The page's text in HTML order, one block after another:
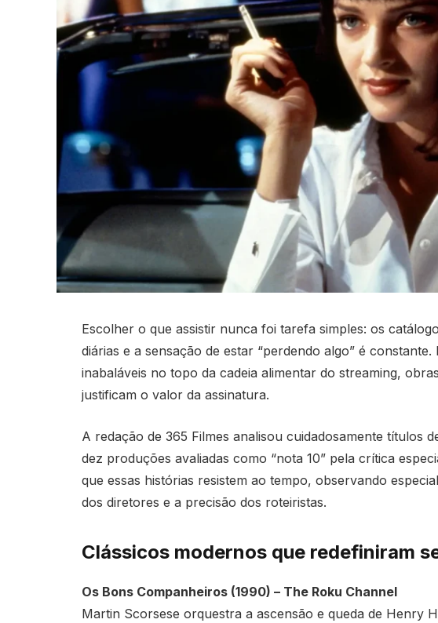
Escolher o que assistir nunca foi tarefa simples: os
diárias e a sensação de estar “perdendo algo” é
inabaláveis no topo da cadeia alimentar do streaming,
justificam o valor da assinatura.
A redação de 365 Filmes analisou cuidadosamente títulos
dez produções avaliadas como “nota 10” pela crítica
que essas histórias resistem ao tempo, observando
dos diretores e a precisão dos roteiristas.
Clássicos modernos que redefiniram
Os Bons Companheiros (1990) – The Roku Channel
Martin Scorsese orquestra a ascensão e queda de Henry